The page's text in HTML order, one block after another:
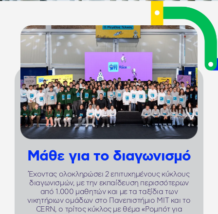
Μάθε για το διαγωνισμό
Έχοντας ολοκληρώσει 2 επιτυχημένους κύκλους
διαγωνισμών, με την εκπαίδευση περισσότερων
από 1.000 μαθητών και με τα ταξίδια των
νικητήριων ομάδων στο Πανεπιστήμιο ΜΙΤ και το
CERN, ο τρίτος κύκλος με θέμα «Ρομπότ για